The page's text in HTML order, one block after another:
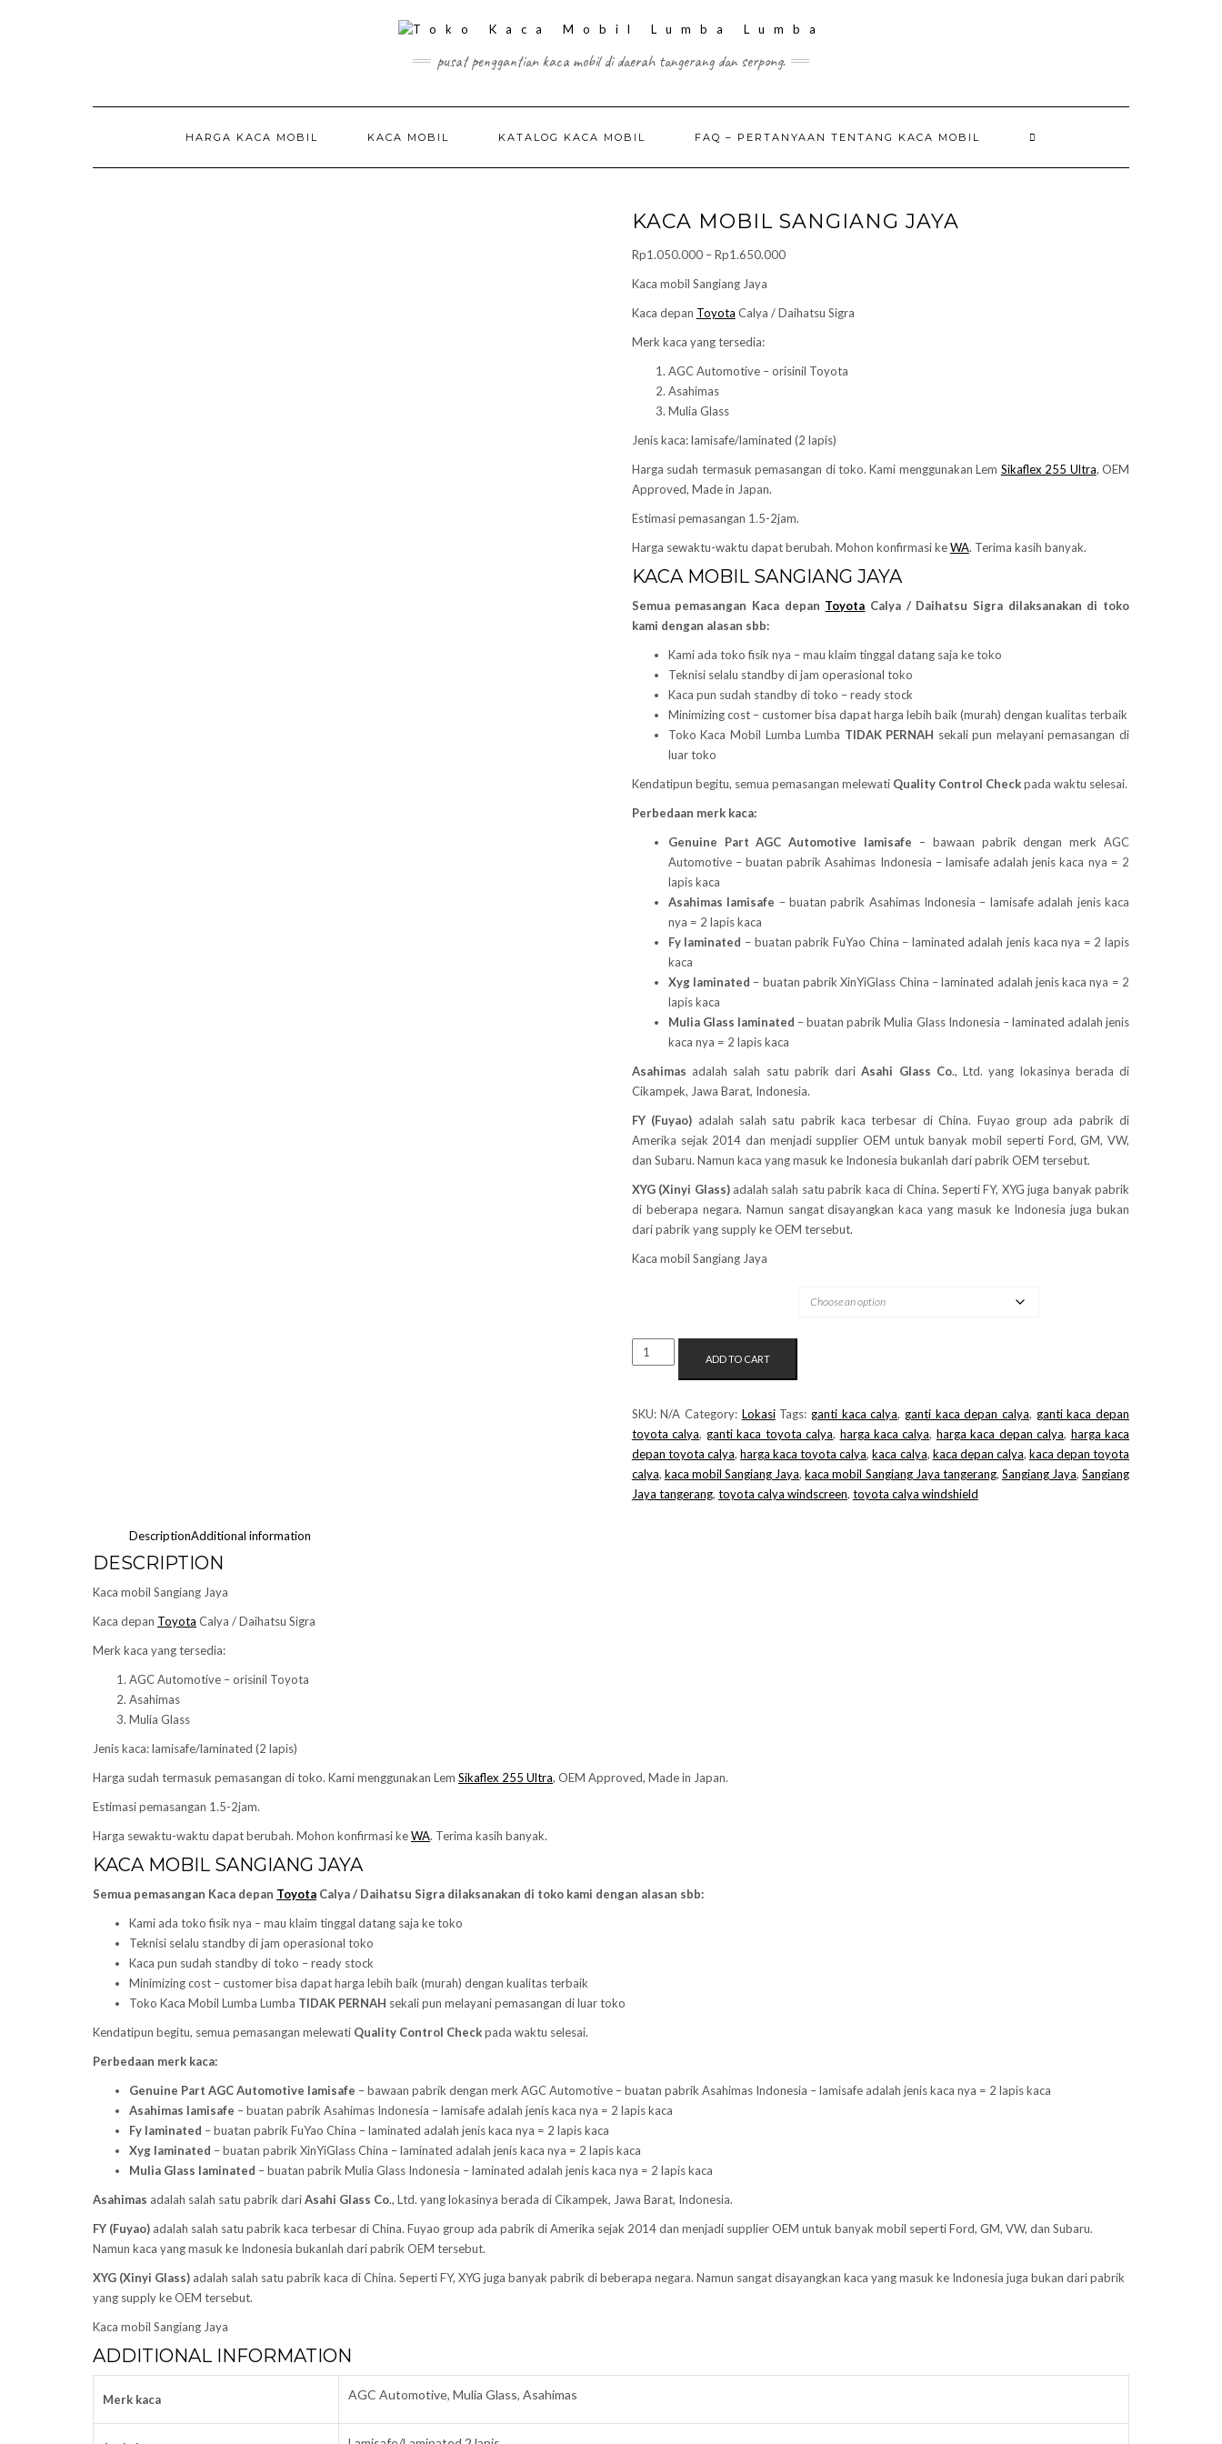
pusat penggantian kaca mobil di daerah tangerang dan serpong.
HARGA KACA MOBIL KACA MOBIL KATALOG KACA MOBIL FAQ – PERTANYAAN TENTANG KACA MOBIL
KACA MOBIL SANGIANG JAYA
Rp1.050.000 –Rp1.650.000Price
through
Kaca mobil Sangiang Jaya
Kaca depan Toyota Calya / Daihatsu Sigra
Merk kaca yang tersedia:
AGC Automotive – orisinil Toyota
Asahimas
Mulia Glass
Jenis kaca: lamisafe/laminated (2 lapis)
Harga sudah termasuk pemasangan di toko. Kami menggunakan Lem Sikaflex 255 Ultra, OEM
Approved, Made in Japan.
Estimasi pemasangan 1.5-2jam.
Harga sewaktu-waktu dapat berubah. Mohon konfirmasi keWA. Terima kasih banyak.
KACA MOBIL SANGIANG JAYA
Semua pemasangan Kaca depan Toyota Calya / Daihatsu Sigra dilaksanakan di toko
kami dengan alasan sbb:
Kami ada toko fisik nya – mau klaim tinggal datang saja ke toko
Teknisi selalu standby di jam operasional toko
Kaca pun sudah standby di toko – ready stock
Minimizing cost – customer bisa dapat harga lebih baik (murah) dengan kualitas terbaik
Toko Kaca Mobil Lumba Lumba TIDAK PERNAH sekali pun melayani pemasangan di
luar toko
Kendatipun begitu, semua pemasangan melewati Quality Control Checkpada waktu selesai.
Perbedaan merk kaca:
Genuine Part AGC Automotive lamisafe – bawaan pabrik dengan merk AGC
Automotive – buatan pabrik Asahimas Indonesia – lamisafe adalah jenis kaca nya = 2
lapis kaca
Asahimas lamisafe – buatan pabrik Asahimas Indonesia – lamisafe adalah jenis kaca
nya = 2 lapis kaca
Fy laminated – buatan pabrik FuYao China – laminated adalah jenis kaca nya = 2 lapis
kaca
Xyg laminated – buatan pabrik XinYiGlass China – laminated adalah jenis kaca nya = 2
lapis kaca
Mulia Glass laminated – buatan pabrik Mulia Glass Indonesia – laminated adalah jenis
kaca nya = 2 lapis kaca
Asahimas adalah salah satu pabrik dariAsahi Glass Co., Ltd. yang lokasinya berada di
Cikampek, Jawa Barat, Indonesia.
FY (Fuyao) adalah salah satu pabrik kaca terbesar di China. Fuyao group ada pabrik di
Amerika sejak 2014 dan menjadi supplier OEM untuk banyak mobil seperti Ford, GM, VW,
dan Subaru. Namun kaca yang masuk ke Indonesia bukanlah dari pabrik OEM tersebut.
XYG (Xinyi Glass) adalah salah satu pabrik kaca di China. Seperti FY, XYG juga banyak pabrik
di beberapa negara. Namun sangat disayangkan kaca yang masuk ke Indonesia juga bukan
dari pabrik yang supply ke OEM tersebut.
Kaca mobil Sangiang Jaya
KACA
MOBIL
JAYA
ADD TO CART
SKU:N/A Category: Lokasi Tags: ganti kaca calya, ganti kaca depan calya, ganti kaca depan
toyota calya, ganti kaca toyota calya, harga kaca calya, harga kaca depan calya, harga kaca
depan toyota calya,harga kaca toyota calya,kaca calya, kaca depan calya, kaca depan toyota
calya, kaca mobil Sangiang Jaya,kaca mobil Sangiang Jaya tangerang, Sangiang Jaya,Sangiang
Jaya tangerang, toyota calya windscreen, toyota calya windshield
DescriptionAdditional information
DESCRIPTION
Kaca mobil Sangiang Jaya
Kaca depan Toyota Calya / Daihatsu Sigra
Merk kaca yang tersedia:
AGC Automotive – orisinil Toyota
Asahimas
Mulia Glass
Jenis kaca: lamisafe/laminated (2 lapis)
Harga sudah termasuk pemasangan di toko. Kami menggunakan Lem Sikaflex 255 Ultra, OEM Approved, Made in Japan.
Estimasi pemasangan 1.5-2jam.
Harga sewaktu-waktu dapat berubah. Mohon konfirmasi keWA. Terima kasih banyak.
KACA MOBIL SANGIANG JAYA
Semua pemasangan Kaca depan Toyota Calya / Daihatsu Sigra dilaksanakan di toko kami dengan alasan sbb:
Kami ada toko fisik nya – mau klaim tinggal datang saja ke toko
Teknisi selalu standby di jam operasional toko
Kaca pun sudah standby di toko – ready stock
Minimizing cost – customer bisa dapat harga lebih baik (murah) dengan kualitas terbaik
Toko Kaca Mobil Lumba Lumba TIDAK PERNAH sekali pun melayani pemasangan di luar toko
Kendatipun begitu, semua pemasangan melewati Quality Control Checkpada waktu selesai.
Perbedaan merk kaca:
Genuine Part AGC Automotive lamisafe – bawaan pabrik dengan merk AGC Automotive – buatan pabrik Asahimas Indonesia – lamisafe adalah jenis kaca nya = 2 lapis kaca
Asahimas lamisafe – buatan pabrik Asahimas Indonesia – lamisafe adalah jenis kaca nya = 2 lapis kaca
Fy laminated – buatan pabrik FuYao China – laminated adalah jenis kaca nya = 2 lapis kaca
Xyg laminated – buatan pabrik XinYiGlass China – laminated adalah jenis kaca nya = 2 lapis kaca
Mulia Glass laminated – buatan pabrik Mulia Glass Indonesia – laminated adalah jenis kaca nya = 2 lapis kaca
Asahimas adalah salah satu pabrik dariAsahi Glass Co., Ltd. yang lokasinya berada di Cikampek, Jawa Barat, Indonesia.
FY (Fuyao) adalah salah satu pabrik kaca terbesar di China. Fuyao group ada pabrik di Amerika sejak 2014 dan menjadi supplier OEM untuk banyak mobil seperti Ford, GM, VW, dan Subaru.
Namun kaca yang masuk ke Indonesia bukanlah dari pabrik OEM tersebut.
XYG (Xinyi Glass) adalah salah satu pabrik kaca di China. Seperti FY, XYG juga banyak pabrik di beberapa negara. Namun sangat disayangkan kaca yang masuk ke Indonesia juga bukan dari pabrik
yang supply ke OEM tersebut.
Kaca mobil Sangiang Jaya
ADDITIONAL INFORMATION
Merk kaca AGC Automotive, Mulia Glass, Asahimas